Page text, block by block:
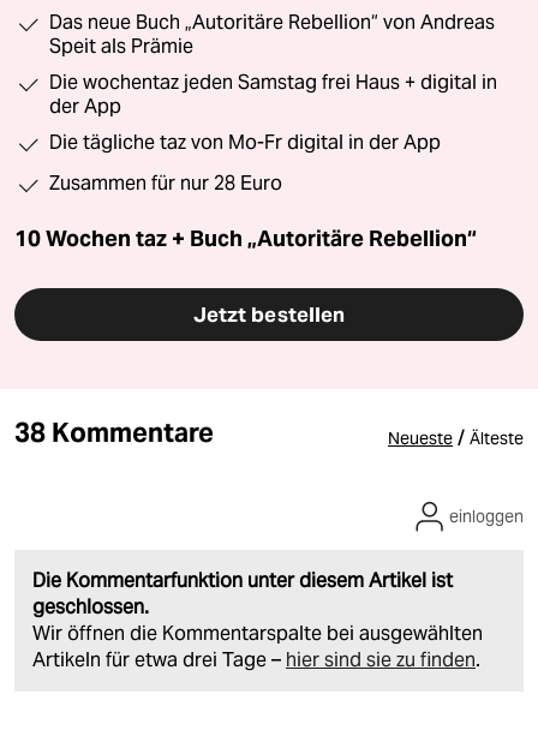
Das neue Buch „Autoritäre Rebellion“ von Andreas
Speit als Prämie
Die wochentaz jeden Samstag frei Haus + digital in
der App
Die tägliche taz von Mo-Fr digital in der App
Zusammen für nur 28 Euro
10 Wochen taz + Buch „Autoritäre Rebellion“
Jetzt bestellen
38 Kommentare Neueste / Älteste
Die Kommentarfunktion unter diesem Artikel ist
geschlossen.
Wir öffnen die Kommentarspalte bei ausgewählten
Artikeln für etwa drei Tage – hier sind sie zu finden.
einloggen